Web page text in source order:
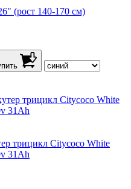
(рост 140-170 см)
трицикл Citycoco White
31Ah